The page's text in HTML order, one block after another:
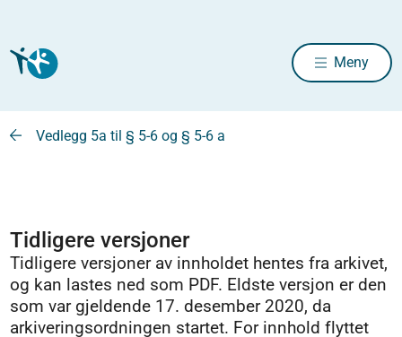
Meny
Vedlegg 5a til § 5-6 og § 5-6 a
Tidligere versjoner
Tidligere versjoner av innholdet hentes fra arkivet,
og kan lastes ned som PDF. Eldste versjon er den
som var gjeldende 17. desember 2020, da
arkiveringsordningen startet. For innhold flyttet